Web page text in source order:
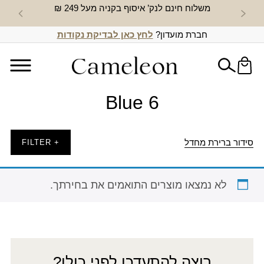
משלוח חינם לנק’ איסוף בקניה מעל 249 ₪ חדש
חברת מועדון? לחץ כאן לבדיקת נקודות
Blue 6
סידור ברירת מחדל + FILTER
לא נמצאו מוצרים התואמים את בחירתך.